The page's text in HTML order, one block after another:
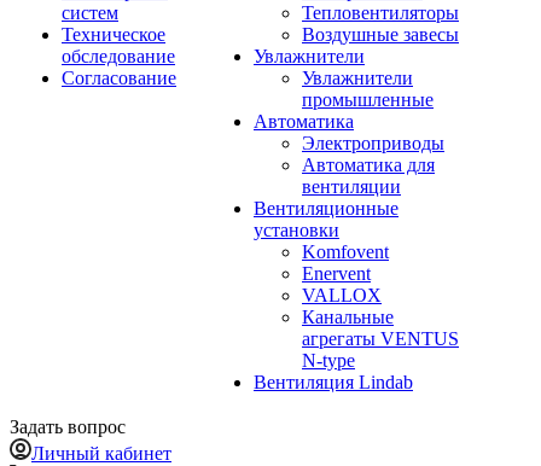
систем
Техническое
обследование
Согласование
Тепловентиляторы
Воздушные завесы
Увлажнители
Увлажнители
промышленные
Автоматика
Электроприводы
Автоматика для
вентиляции
Вентиляционные
установки
Komfovent
Enervent
VALLOX
Канальные
агрегаты VENTUS
N-type
Вентиляция Lindab
Задать вопрос
Личный кабинет